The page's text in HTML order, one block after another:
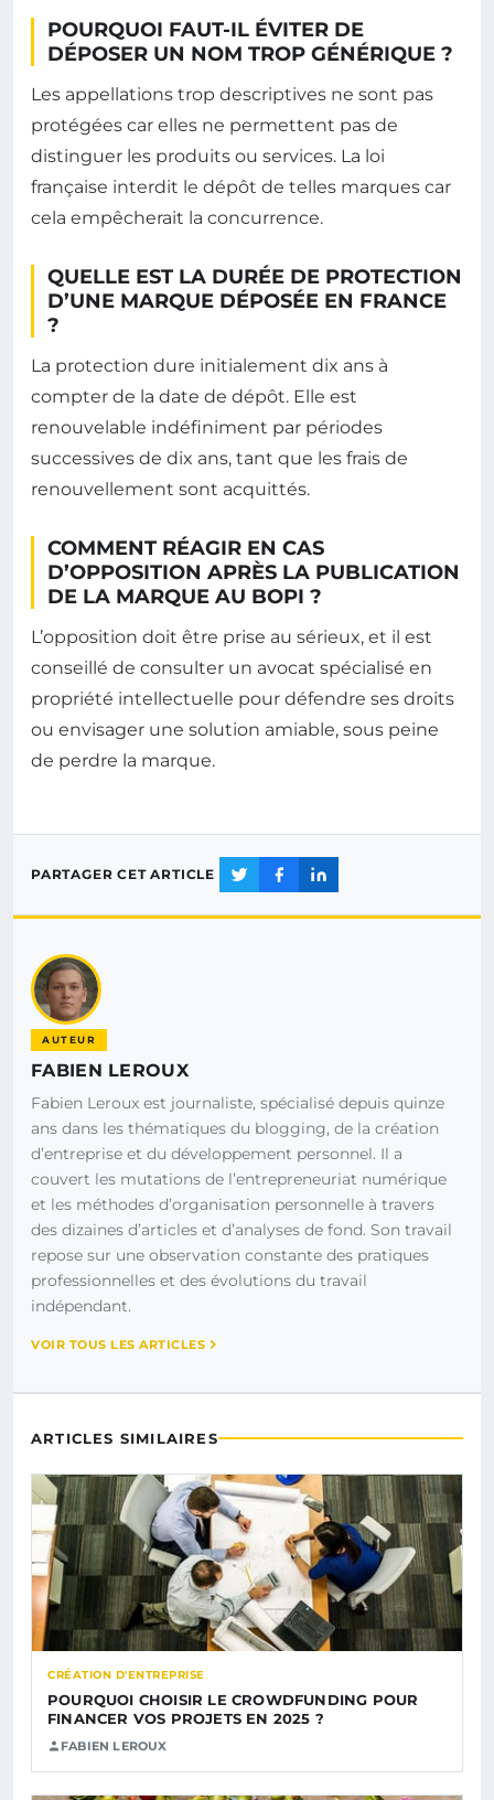
POURQUOI FAUT-IL ÉVITER DE
DÉPOSER UN NOM TROP GÉNÉRIQUE ?
Les appellations trop descriptives ne sont pas
protégées car elles ne permettent pas de
distinguer les produits ou services. La loi
française interdit le dépôt de telles marques car
cela empêcherait la concurrence.
QUELLE EST LA DURÉE DE PROTECTION
D’UNE MARQUE DÉPOSÉE EN FRANCE
?
La protection dure initialement dix ans à
compter de la date de dépôt. Elle est
renouvelable indéfiniment par périodes
successives de dix ans, tant que les frais de
renouvellement sont acquittés.
COMMENT RÉAGIR EN CAS
D’OPPOSITION APRÈS LA PUBLICATION
DE LA MARQUE AU BOPI ?
L’opposition doit être prise au sérieux, et il est
conseillé de consulter un avocat spécialisé en
propriété intellectuelle pour défendre ses droits
ou envisager une solution amiable, sous peine
de perdre la marque.
PARTAGER CET ARTICLE
AUTEUR
FABIEN LEROUX
Fabien Leroux est journaliste, spécialisé depuis quinze
ans dans les thématiques du blogging, de la création
d’entreprise et du développement personnel. Il a
couvert les mutations de l’entrepreneuriat numérique
et les méthodes d’organisation personnelle à travers
des dizaines d’articles et d’analyses de fond. Son travail
repose sur une observation constante des pratiques
professionnelles et des évolutions du travail
indépendant.
VOIR TOUS LES ARTICLES
ARTICLES SIMILAIRES
CRÉATION D'ENTREPRISE
POURQUOI CHOISIR LE CROWDFUNDING POUR
FINANCER VOS PROJETS EN 2025 ?
FABIEN LEROUX